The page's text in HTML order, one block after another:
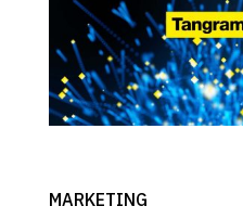
MARKETING